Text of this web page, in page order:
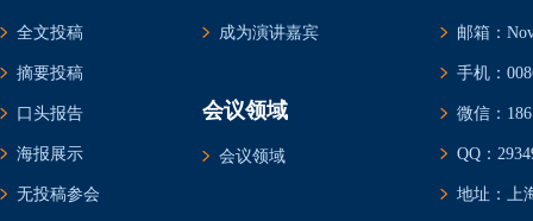
全文投稿
摘要投稿
口头报告
海报展示
无投稿参会
成为演讲嘉宾
会议领域
会议领域
邮箱：
手机：
微信：
QQ：
地址：上